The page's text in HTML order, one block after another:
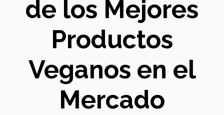
de los Mejores
Productos
Veganos en el
Mercado